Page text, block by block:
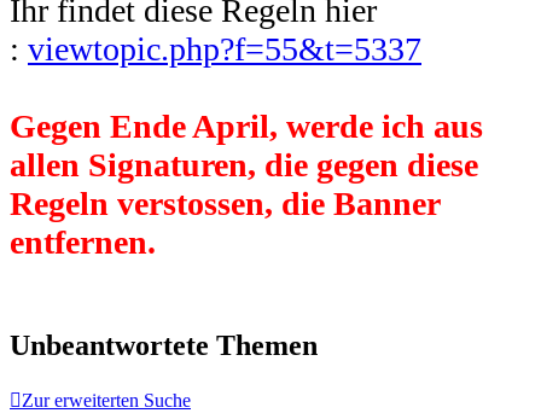
Ihr findet diese Regeln hier
: viewtopic.php?f=55&t=5337
Gegen Ende April, werde ich aus
allen Signaturen, die gegen diese
Regeln verstossen, die Banner
entfernen.
Unbeantwortete Themen
Zur erweiterten Suche